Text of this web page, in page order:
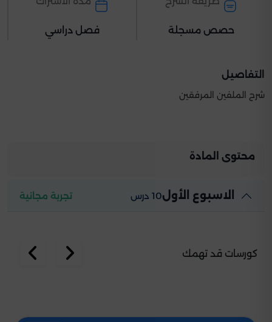
حصص مسجلة فصل دراسي
التفاصيل
شرح الملفين المرفقين
محتوى المادة
الاسبوع الأول10 درس تجربة مجانية
كورسات قد تهمك